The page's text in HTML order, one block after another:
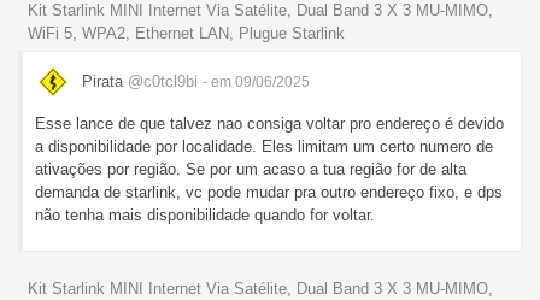
Kit Starlink MINI Internet Via Satélite, Dual Band 3 X 3 MU-MIMO,
WiFi 5, WPA2, Ethernet LAN, Plugue Starlink
Pirata @c0tcl9bi - em 09/06/2025
Esse lance de que talvez nao consiga voltar pro endereço é devido
a disponibilidade por localidade. Eles limitam um certo numero de
ativações por região. Se por um acaso a tua região for de alta
demanda de starlink, vc pode mudar pra outro endereço fixo, e dps
não tenha mais disponibilidade quando for voltar.
Kit Starlink MINI Internet Via Satélite, Dual Band 3 X 3 MU-MIMO,